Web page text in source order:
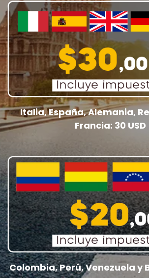
Italia, España, Alemania,
Francia: 30 USD
Colombia, Perú, Venezuela y